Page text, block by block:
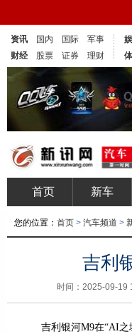
资讯 国内 国际
军事
财经
股票 证券 理财
首页 新车
您的位置： 首页 > 汽车频道 >
吉利
时间：2025-09-19
吉利银河M9在“AI之城